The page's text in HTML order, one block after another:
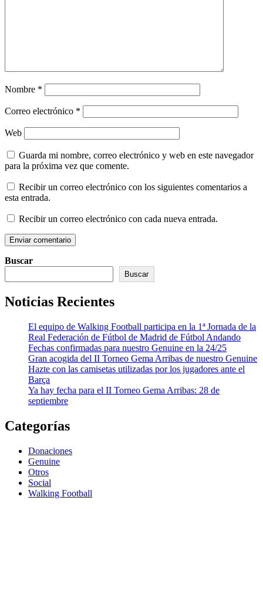
Nombre *
Correo electrónico *
Web
Guarda mi nombre, correo electrónico y web en este navegador
para la próxima vez que comente.
Recibir un correo electrónico con los siguientes comentarios a
esta entrada.
Recibir un correo electrónico con cada nueva entrada.
Buscar
Buscar
Noticias Recientes
El equipo de Walking Football participa en la 1ª Jornada de la
Real Federación de Fútbol de Madrid de Fútbol Andando
Fechas confirmadas para nuestro Genuine en la 24/25
Gran acogida del II Torneo Gema Arribas de nuestro Genuine
Hazte con las camisetas utilizadas por los jugadores ante el
Barça
Ya hay fecha para el II Torneo Gema Arribas: 28 de
septiembre
Categorías
Donaciones
Genuine
Otros
Social
Walking Football